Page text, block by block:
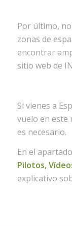
Por último,
zonas de
encontrar
sitio web de
Si vienes a
vuelo en este
es necesario.
En el
Pilotos,
explicativo